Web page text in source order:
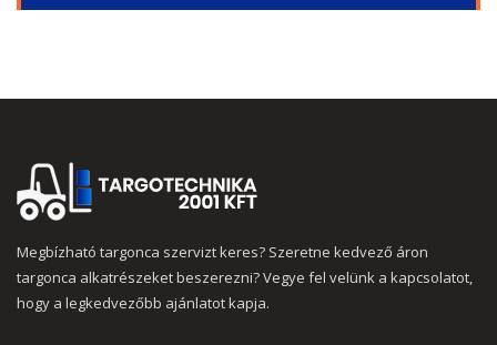
Megbízható targonca szervizt keres? Szeretne kedvező áron
targonca alkatrészeket beszerezni? Vegye fel velünk a kapcsolatot,
hogy a legkedvezőbb ajánlatot kapja.